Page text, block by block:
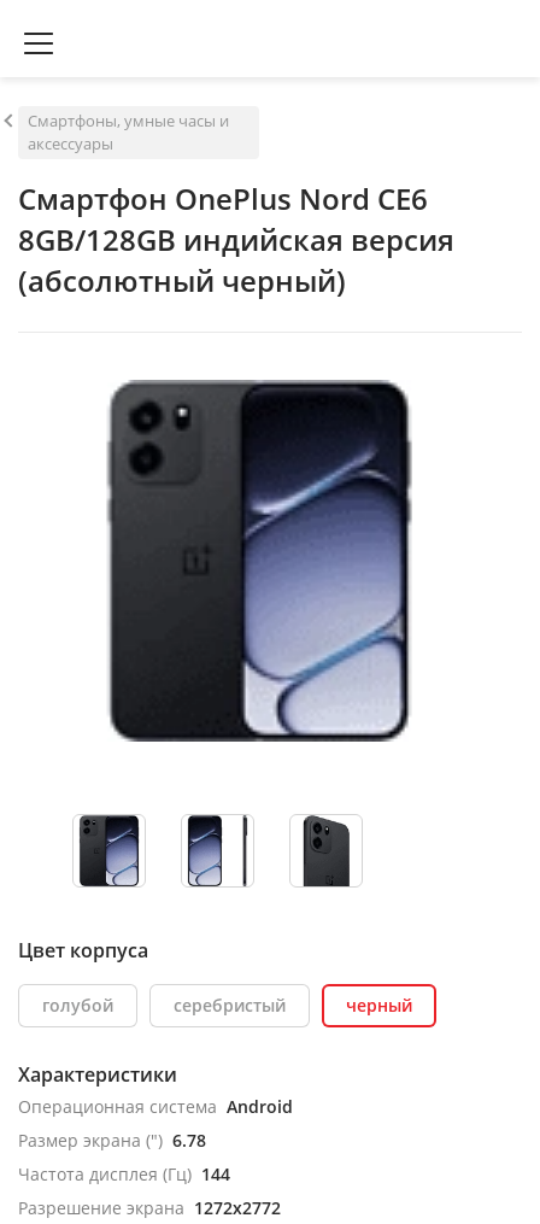
Смартфоны, умные часы и
аксессуары
Смартфон OnePlus Nord CE6
8GB/128GB индийская версия
(абсолютный черный)
Цвет корпуса
голубой серебристый черный
Характеристики
Операционная система Android
Размер экрана (") 6.78
Частота дисплея (Гц) 144
Разрешение экрана 1272x2772